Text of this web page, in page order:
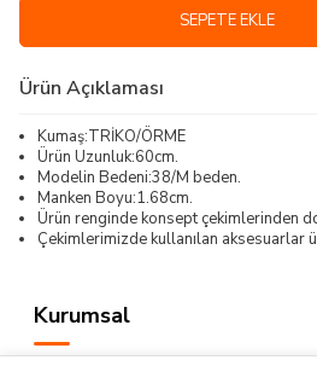
SEPETE EKLE
Ürün Açıklaması
Kumaş:TRİKO/ÖRME
Ürün Uzunluk:60cm.
Modelin Bedeni:38/M beden.
Manken Boyu:1.68cm.
Ürün renginde konsept çekimlerinden
Çekimlerimizde kullanılan aksesuarlar
Kurumsal